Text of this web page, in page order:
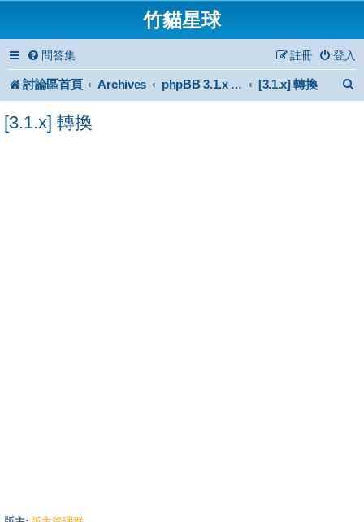
竹貓星球
問答集 登入
註冊
討論區首頁 Archives phpBB 3.1.x Forum Archive [3.1.x] 轉換
[3.1.x] 轉換